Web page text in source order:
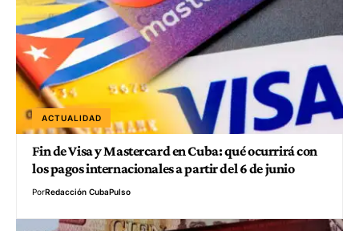
ACTUALIDAD
Fin de Visa y Mastercard en Cuba: qué ocurrirá con
los pagos internacionales a partir del 6 de junio
PorRedacción CubaPulso